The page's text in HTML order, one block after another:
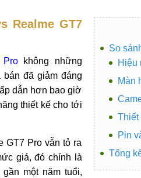
So
Hiệu
Màn
Thiết
Pin
Tổng
Realme GT7
Pro không những
bán đã giảm đáng
dẫn hơn bao giờ
thiết kế cho tới
GT7 Pro vẫn tỏ ra
giá, đó chính là
một năm tuổi,